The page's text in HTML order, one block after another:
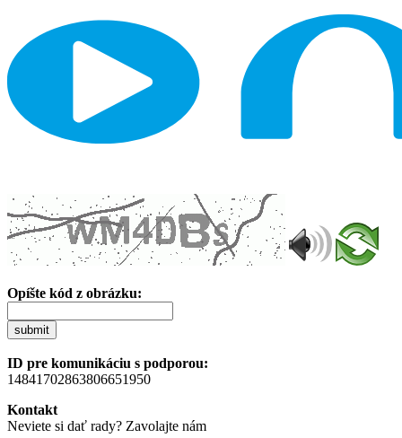
Opíšte kód z obrázku:
submit
ID pre komunikáciu s podporou:
14841702863806651950
Kontakt
Neviete si dať rady? Zavolajte nám